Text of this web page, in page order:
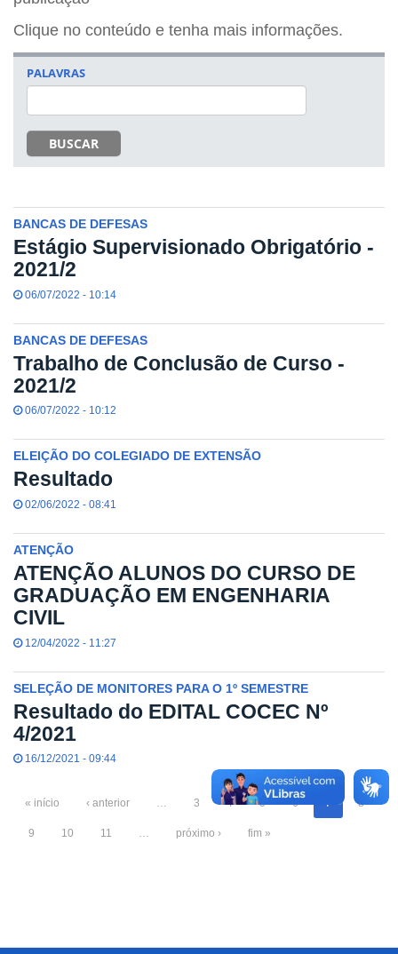
Clique no conteúdo e tenha mais informações.
PALAVRAS
BUSCAR
BANCAS DE DEFESAS
Estágio Supervisionado Obrigatório -
2021/2
06/07/2022 - 10:14
BANCAS DE DEFESAS
Trabalho de Conclusão de Curso -
2021/2
06/07/2022 - 10:12
ELEIÇÃO DO COLEGIADO DE EXTENSÃO
Resultado
02/06/2022 - 08:41
ATENÇÃO
ATENÇÃO ALUNOS DO CURSO DE
GRADUAÇÃO EM ENGENHARIA
CIVIL
12/04/2022 - 11:27
SELEÇÃO DE MONITORES PARA O 1º SEMESTRE
Resultado do EDITAL COCEC Nº
4/2021
16/12/2021 - 09:44
« início ‹ anterior … 3 4 5 6 7 8
9 10 11 … próximo › fim »